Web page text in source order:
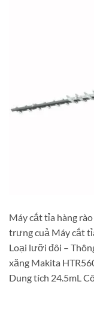
Máy cắt tỉa hàng
trưng cuả Máy cắt
Loại lưỡi đôi –
xăng Makita
Dung tích 24.5mL